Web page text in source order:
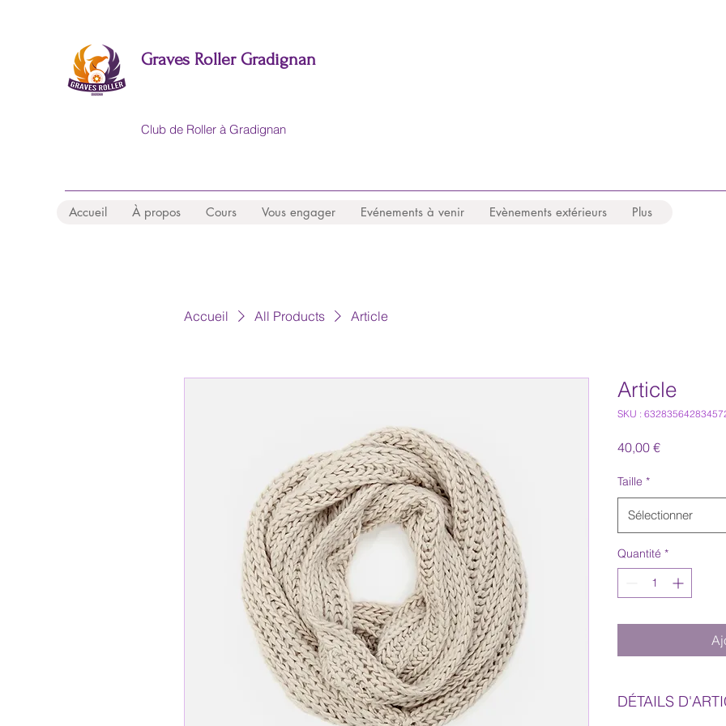
Graves Roller Gradignan
Club de Roller à Gradignan
Accueil À propos Cours Vous engager Evénements à venir Evènements extérieurs Plus
Accueil All Products Article
Article
SKU :
40,00 €Prix
Taille *
Sélectionner
Quantité *
DÉTAILS